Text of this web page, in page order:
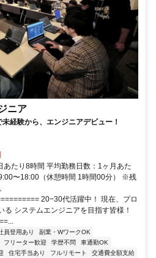
ニア
経験から、エンジニアデビュー！
あたり8時間 平均勤務日数：1ヶ月あた
〜18:00（休憩時間 1時間00分） ※残
20−30代活躍中！ 現在、プロ
る システムエンジニアを目指す皆様！
員登用あり
副業・WワークOK
フリーター歓迎 学歴不問
車通勤OK
住宅手当あり フルリモート
交通費全額支給